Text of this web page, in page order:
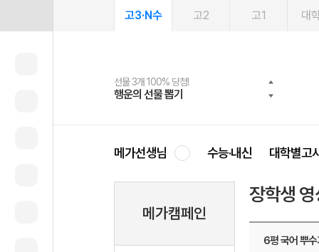
고3·N수 고2 고1 대
선물 3개 100% 당첨!
행운의 선물 뽑기
선물 100% 증정!
메가스터디 X 올리브
여름방학 스터디 캐시백
메가런 썸머스쿨
2027 러셀 단과
강사 공개선발
스마트러닝앱
설문 EVENT
메가패스
3일 무료 체험권
메가패스 수강생 무료혜택!
메가클럽 멤버십
사회공헌 캠페인
희망이룸 메가나눔
메가선생님 수능·내신 대학별고
메가캠페인
장학생
6평 국어 뿌수